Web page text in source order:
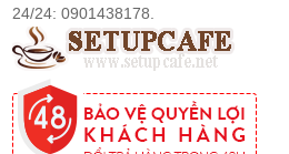
24/24: 0901438178.